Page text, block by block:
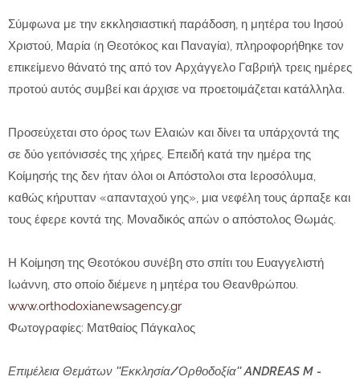
Σύμφωνα με την εκκλησιαστική παράδοση, η μητέρα του Ιησού
Χριστού, Μαρία (η Θεοτόκος και Παναγία), πληροφορήθηκε τον
επικείμενο θάνατό της από τον Αρχάγγελο Γαβριήλ τρεις ημέρες
προτού αυτός συμβεί και άρχισε να προετοιμάζεται κατάλληλα.
Προσεύχεται στο όρος των Ελαιών και δίνει τα υπάρχοντά της
σε δύο γειτόνισσές της χήρες. Επειδή κατά την ημέρα της
Κοίμησής της δεν ήταν όλοι οι Απόστολοι στα Ιεροσόλυμα,
καθώς κήρυτταν «απανταχού γης», μια νεφέλη τους άρπαξε και
τους έφερε κοντά της. Μοναδικός απών ο απόστολος Θωμάς.
Η Κοίμηση της Θεοτόκου συνέβη στο σπίτι του Ευαγγελιστή
Ιωάννη, στο οποίο διέμενε η μητέρα του Θεανθρώπου.
www.orthodoxianewsagency.gr
Φωτογραφίες: Ματθαίος Πάγκαλος
Επιμέλεια Θεμάτων ''Εκκλησία/Ορθοδοξία'' ANDREAS M -